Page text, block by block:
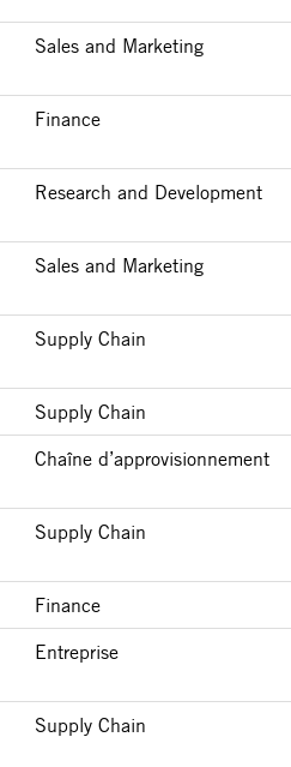
Sales and Marketing
Finance
Research and Development
Sales and Marketing
Supply Chain
Supply Chain
Chaîne d’approvisionnement
Supply Chain
Finance
Entreprise
Supply Chain